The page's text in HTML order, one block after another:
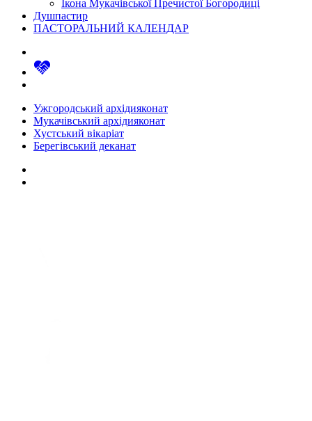
Ікона Мукачівської Пречистої Богородиці
Душпастир
ПАСТОРАЛЬНИЙ КАЛЕНДАР
Ужгородський архідияконат
Мукачівський архідияконат
Хустський вікаріат
Берегівський деканат